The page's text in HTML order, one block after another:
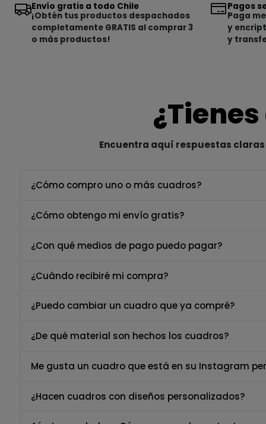
Envío gratis a todo Chile
¡Obtén tus productos despachados
completamente GRATIS al comprar 3
o más productos!
Pagos
Paga
y
y
Encuentra aquí respuestas
¿Cómo compro uno o más cuadros?
¿Cómo obtengo mi envío gratis?
¿Con qué medios de pago puedo pagar?
¿Cuándo recibiré mi compra?
¿Puedo cambiar un cuadro que ya compré?
¿De qué material son hechos los cuadros?
Me gusta un cuadro que está en su Instagram
¿Hacen cuadros con diseños personalizados?